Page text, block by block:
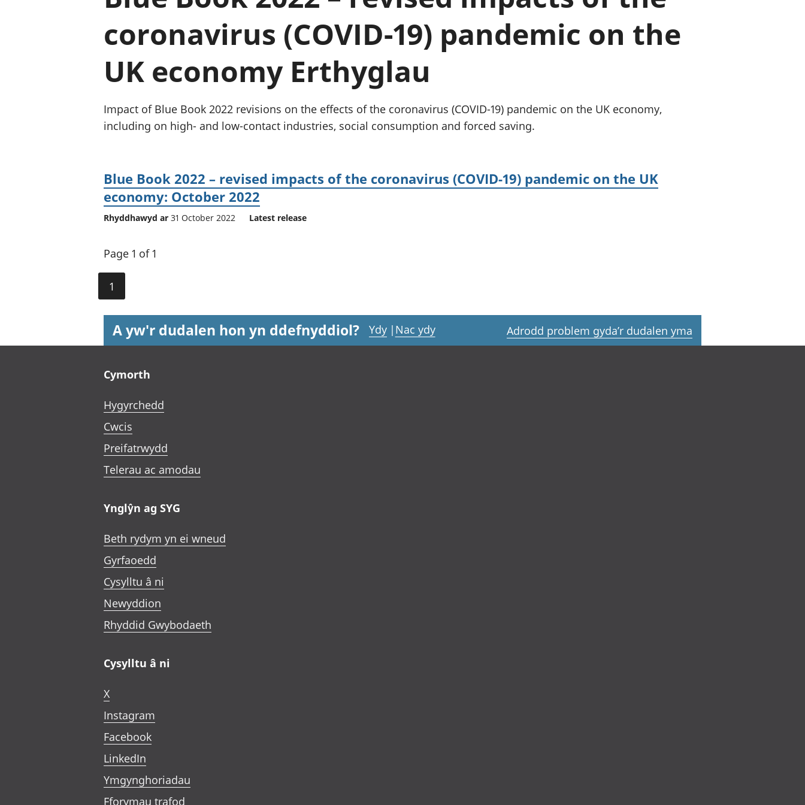
chwyddiant a
Buddsoddiadau,
pensiynau ac
Cyfrifon gwladol
Cyfrifon rhanbarthol
Cyllid personol a chyllid
aelwydydd
Poblogaeth ac ymfudo
coronavirus (COVID-19) pandemic on the
UK economy Erthyglau
Impact of Blue Book 2022 revisions on the effects of the coronavirus (COVID-19) pandemic on the UK economy,
including on high- and low-contact industries, social consumption and forced saving.
Blue Book 2022 – revised impacts of the coronavirus (COVID-19) pandemic on the UK
economy: October 2022
Rhyddhawyd ar 31 October 2022 Latest release
Page 1 of 1
1
A yw'r dudalen hon yn ddefnyddiol? Ydy | Nac ydy Adrodd problem gyda’r dudalen yma
Cymorth
Hygyrchedd
Cwcis
Preifatrwydd
Telerau ac amodau
Ynglŷn ag SYG
Beth rydym yn ei wneud
Gyrfaoedd
Cysylltu â ni
Newyddion
Rhyddid Gwybodaeth
Cysylltu â ni
X
Instagram
Facebook
LinkedIn
Ymgynghoriadau
Fforymau trafod